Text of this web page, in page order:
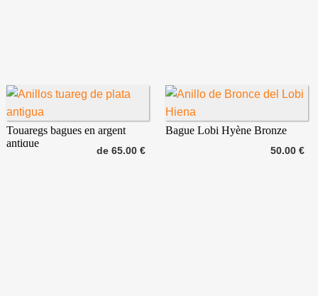
de 65.00 €
Touaregs bagues en argent
antique
50.00 €
Bague Lobi Hyène Bronze